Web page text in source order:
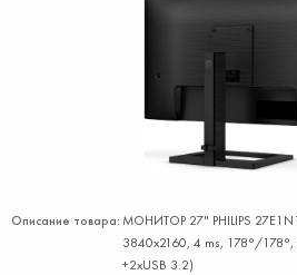
Описание товара:МОНИТОР 27" PHILIPS
3840x2160, 4 ms, 178°/
+2xUSB 3.2)